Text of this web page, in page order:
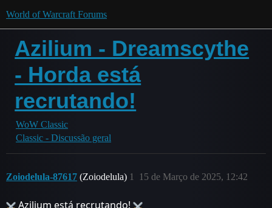
World of Warcraft Forums
Azilium - Dreamscythe
- Horda está
recrutando!
WoW Classic
Classic - Discussão geral
Zoiodelula-87617 (Zoiodelula) 15 de Março de 2025, 12:42
1
Azilium está recrutando!